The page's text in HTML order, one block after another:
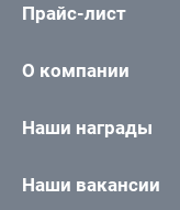
Прайс-лист
О компании
Наши награды
Наши вакансии